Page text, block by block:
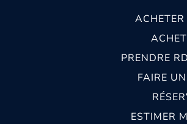
PRENDRE
FAIRE
ESTIMER